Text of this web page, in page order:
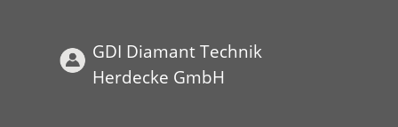
GDI Diamant Technik
Herdecke GmbH